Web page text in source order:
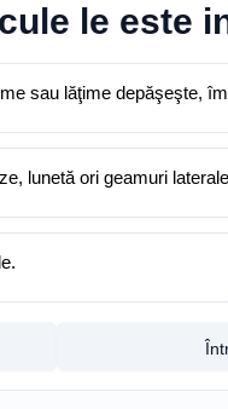
le este
sau lăţime depăşeşte,
lunetă ori geamuri